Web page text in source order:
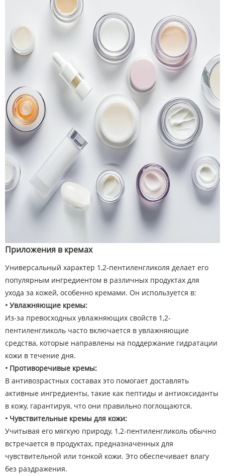
Приложения в кремах
Универсальный характер 1,2-пентиленгликоля делает его
популярным ингредиентом в различных продуктах для
ухода за кожей, особенно кремами. Он используется в:
• Увлажняющие кремы:
Из-за превосходных увлажняющих свойств 1,2-
пентиленгликоль часто включается в увлажняющие
средства, которые направлены на поддержание гидратации
кожи в течение дня.
• Противоречивые кремы:
В антивозрастных составах это помогает доставлять
активные ингредиенты, такие как пептиды и антиоксиданты
в кожу, гарантируя, что они правильно поглощаются.
• Чувствительные кремы для кожи:
Учитывая его мягкую природу, 1,2-пентиленгликоль обычно
встречается в продуктах, предназначенных для
чувствительной или тонкой кожи. Это обеспечивает влагу
без раздражения.